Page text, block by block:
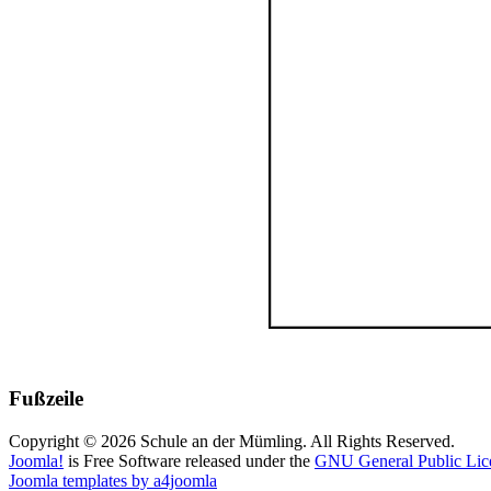
Fußzeile
Copyright © 2026 Schule an der Mümling. All Rights Reserved.
Joomla! is Free Software released under the GNU General Public
Joomla templates by a4joomla